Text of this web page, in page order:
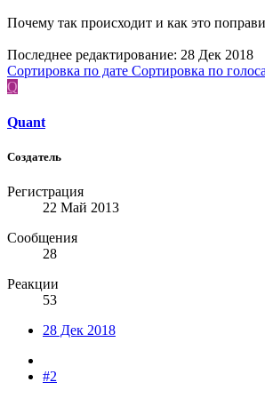
Почему так происходит и как это
Последнее редактирование: 28 Дек 2018
Сортировка по дате Сортировка по
Q
Quant
Создатель
Регистрация
22 Май 2013
Сообщения
28
Реакции
53
28 Дек 2018
#2